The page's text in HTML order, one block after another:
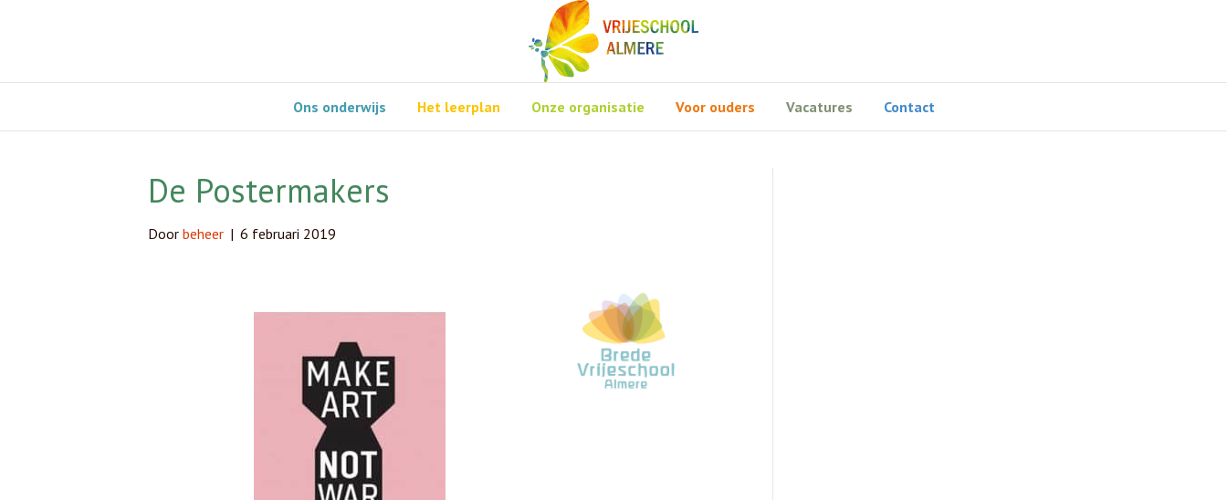
Ons onderwijs Het leerplan Onze organisatie Voor ouders Vacatures Contact
De Postermakers
Door beheer | 6 februari 2019